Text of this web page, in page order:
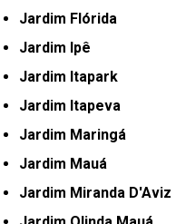
Jardim Flórida
Jardim Ipê
Jardim Itapark
Jardim Itapeva
Jardim Maringá
Jardim Mauá
Jardim Miranda D'Aviz